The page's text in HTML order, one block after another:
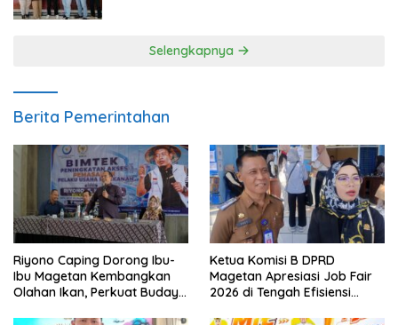
Selengkapnya
Berita Pemerintahan
Riyono Caping Dorong Ibu-
Ibu Magetan Kembangkan
Olahan Ikan, Perkuat Budaya
Ketua Komisi B DPRD
Magetan Apresiasi Job Fair
2026 di Tengah Efisiensi